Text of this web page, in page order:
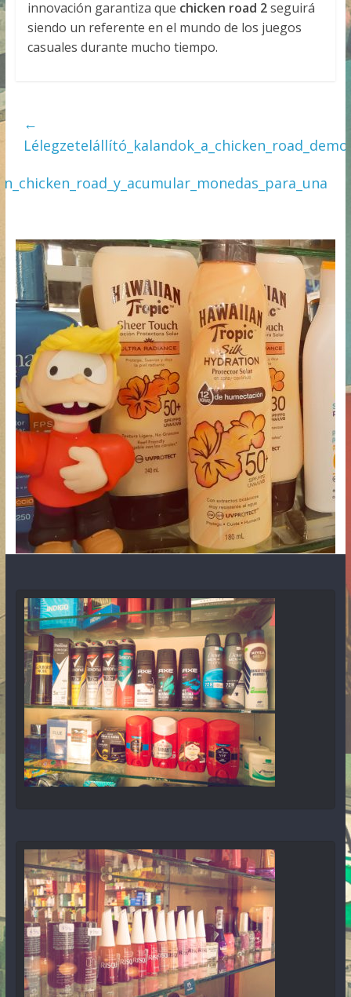
innovación garantiza que chicken road 2seguirá
siendo un referente en el mundo de los juegos
casuales durante mucho tiempo.
←